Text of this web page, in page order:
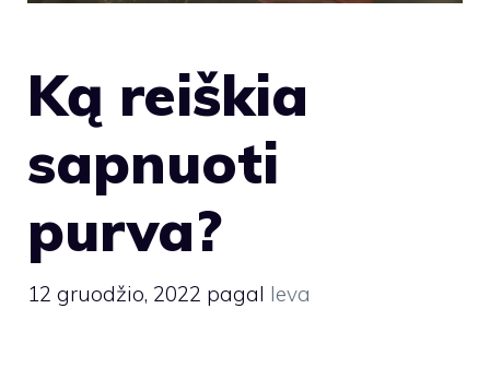
Ką reiškia
sapnuoti
purva?
12 gruodžio, 2022 pagal Ieva